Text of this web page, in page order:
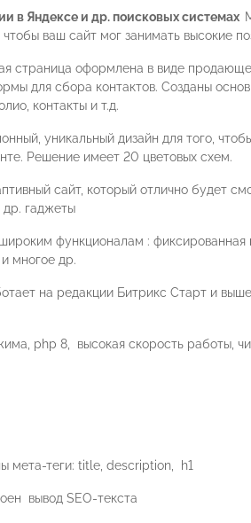
в Яндексе и др. поисковых системах
ваш сайт мог занимать высокие
страница оформлена в виде
для сбора контактов. Созданы
контакты и т.д.
уникальный дизайн для того,
Решение имеет 20 цветовых схем.
сайт, который отлично будет
гаджеты
функционалам : фиксированная
многое др.
на редакции Битрикс Старт и
php 8, высокая скорость работы,
мета-теги: title, description, h1
вывод SEO-текста